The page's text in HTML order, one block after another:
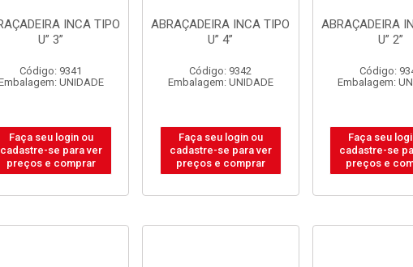
INCA TIPO
U” 3”
Código: 9341
UNIDADE
Faça seu login ou
cadastre-se para ver
preços e comprar
ABRAÇADEIRA INCA TIPO
U” 4”
Código: 9342
Embalagem: UNIDADE
Faça seu login ou
cadastre-se para ver
preços e comprar
ABRAÇADEIRA
U” 2”
Código:
Embalagem:
Faça seu
cadastre-se
preços e